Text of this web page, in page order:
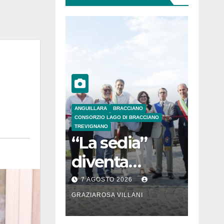
ANGUILLARA
BRACCIANO
CONSORZIO LAGO DI BRACCIANO
TREVIGNANO
“La sedia”
diventa
Belvedere sul
lago di
Bracciano: ieri
7 AGOSTO 2026
GRAZIAROSA VILLANI